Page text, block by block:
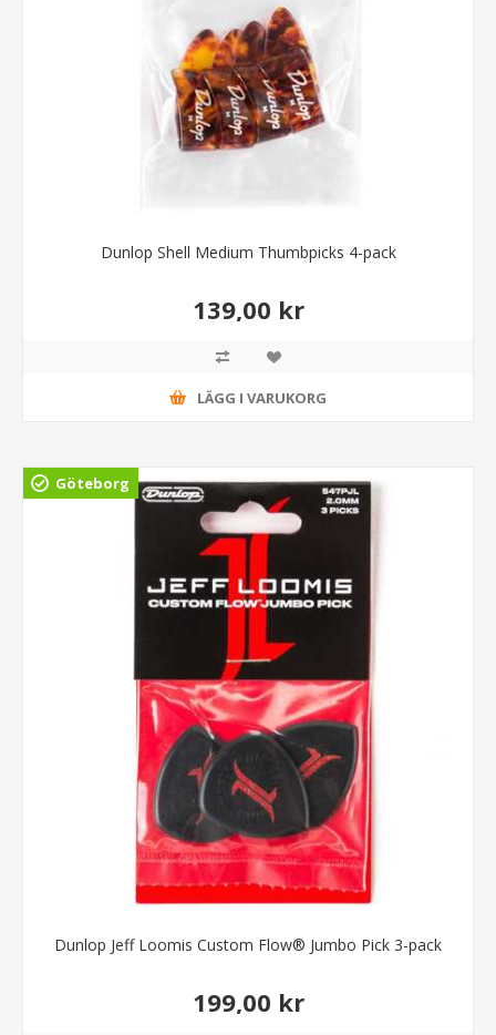
Dunlop Shell Medium Thumbpicks 4-pack
139,00 kr
LÄGG I VARUKORG
Göteborg
Dunlop Jeff Loomis Custom Flow® Jumbo Pick 3-pack
199,00 kr